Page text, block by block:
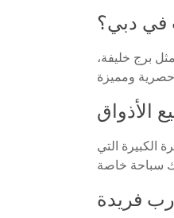
في دبي؟
برج خليفة،
الأذواق
الكبيرة التي
فريدة